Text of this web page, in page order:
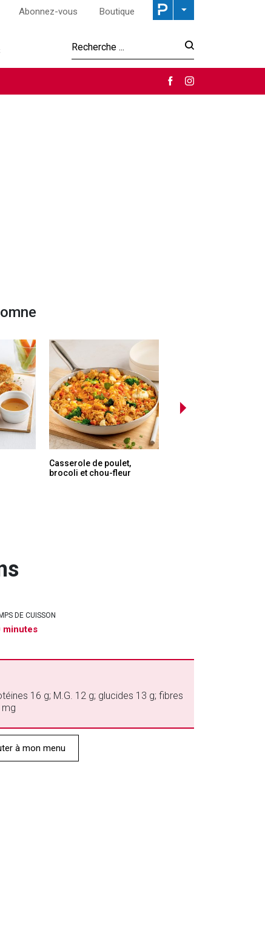
Abonnez-vous Boutique
Casserole de poulet,
brocoli et chou-fleur
DE CUISSON
minutes
16 g; M.G. 12 g; glucides 13 g; fibres
à mon menu